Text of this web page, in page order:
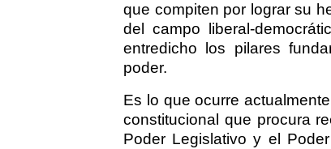
que compiten por lograr su
del campo liberal-
entredicho los pilares
poder.
Es lo que ocurre
constitucional que procura
Poder Legislativo y el